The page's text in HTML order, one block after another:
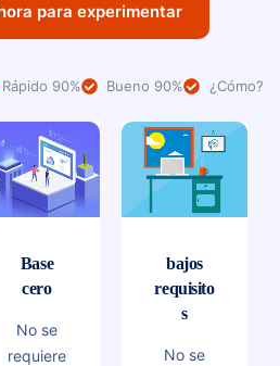
para experimentar
Rápido 90% Bueno 90% ¿Cómo?
Base
cero
No se
requiere
bajos
requisito
s
No se